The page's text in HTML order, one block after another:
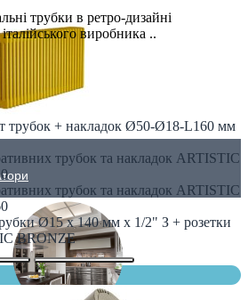
трубки в ретро-дизайні
виробника ..
трубок + накладок Ø50-Ø18-L160 мм
трубок та накладок ARTISTIC
трубок та накладок ARTISTIC
Ø15 x 140 мм x 1/2" З + розетки
BRONZE